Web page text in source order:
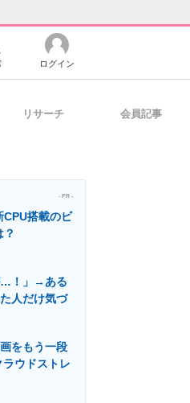
よく分かる
ーの最前線
ログイン
リサーチ 会員記事
- PR -
搭載のビ
…！」→ある
人だけ気づ
をもう一段
ウドストレ